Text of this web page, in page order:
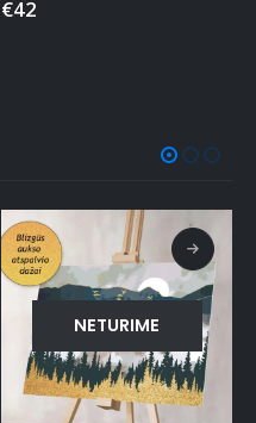
€42
NETURIME